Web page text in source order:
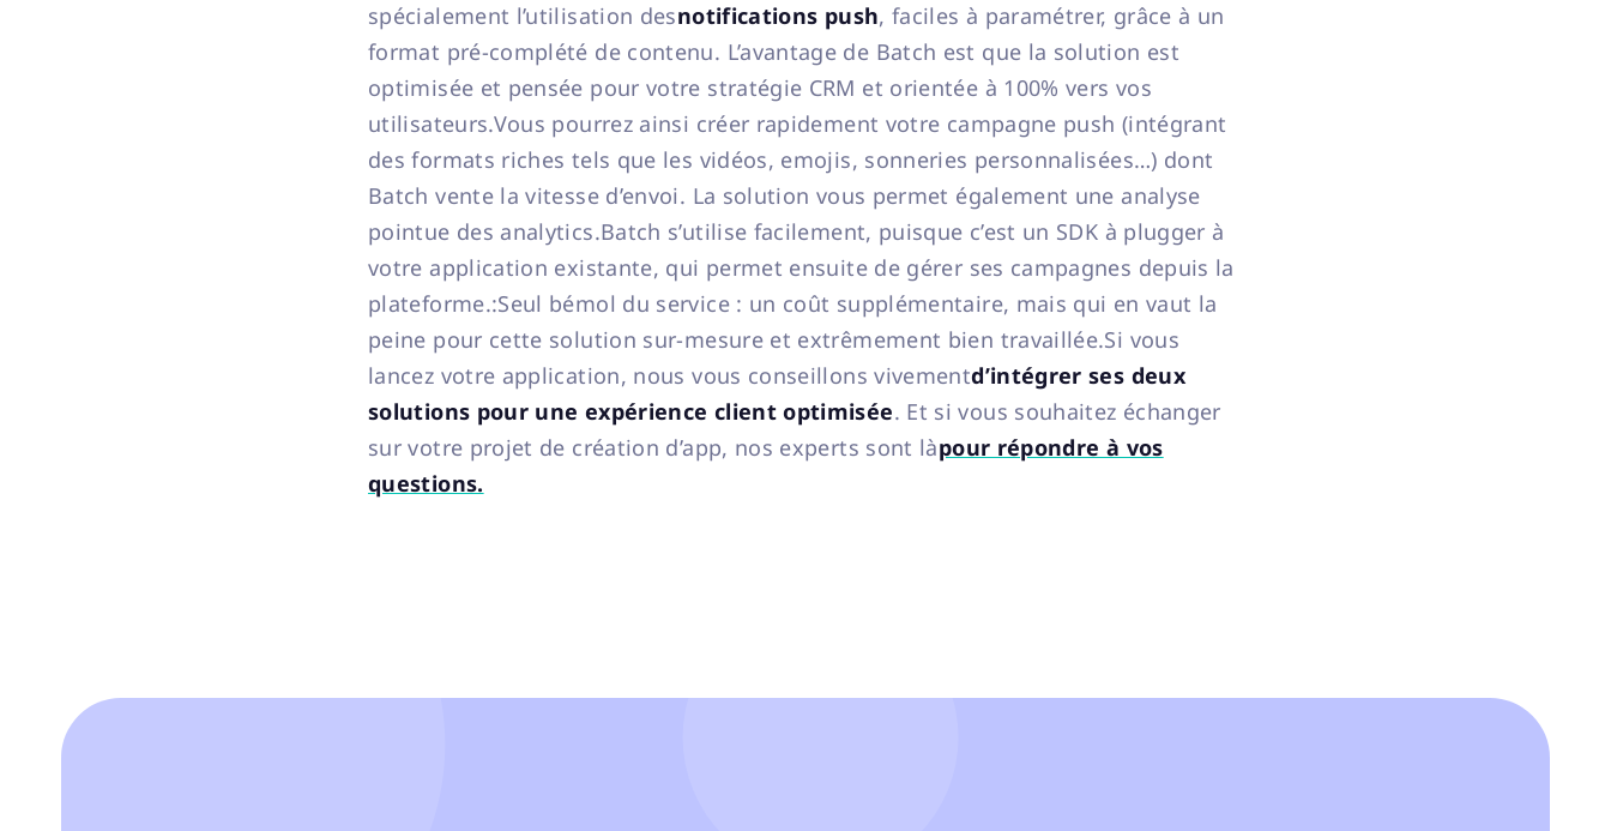
spécialement l’utilisation desnotifications push, faciles à paramétrer, grâce à un
format pré-complété de contenu. L’avantage de Batch est que la solution est
optimisée et pensée pour votre stratégie CRM et orientée à 100% vers vos
utilisateurs.Vous pourrez ainsi créer rapidement votre campagne push (intégrant
des formats riches tels que les vidéos, emojis, sonneries personnalisées…) dont
Batch vente la vitesse d’envoi. La solution vous permet également une analyse
pointue des analytics.Batch s’utilise facilement, puisque c’est un SDK à plugger à
votre application existante, qui permet ensuite de gérer ses campagnes depuis la
plateforme.:Seul bémol du service : un coût supplémentaire, mais qui en vaut la
peine pour cette solution sur-mesure et extrêmement bien travaillée.Si vous
lancez votre application, nous vous conseillons vivementd’intégrer ses deux
solutions pour une expérience client optimisée. Et si vous souhaitez échanger
sur votre projet de création d’app, nos experts sont làpour répondre à vos
questions.